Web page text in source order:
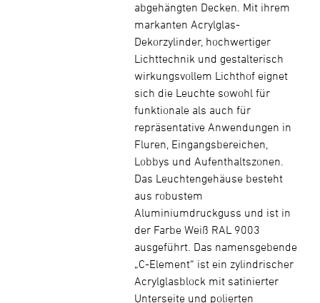
abgehängten Decken. Mit ihrem
markanten Acrylglas-
Dekorzylinder, hochwertiger
Lichttechnik und gestalterisch
wirkungsvollem Lichthof eignet
sich die Leuchte sowohl für
funktionale als auch für
repräsentative Anwendungen in
Fluren, Eingangsbereichen,
Lobbys und Aufenthaltszonen.
Das Leuchtengehäuse besteht
aus robustem
Aluminiumdruckguss und ist in
der Farbe Weiß RAL 9003
ausgeführt. Das namensgebende
„C-Element“ ist ein zylindrischer
Acrylglasblock mit satinierter
Unterseite und polierten